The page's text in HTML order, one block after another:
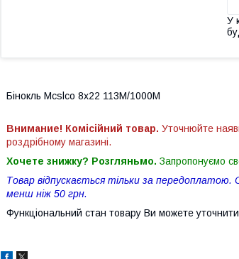
У
Бінокль Mcslco 8x22 113M/1000M
Внимание! Комісійний товар. Уточнюйте
роздрібному магазині.
Хочете знижку? Розгляньмо. Запропонуємо
Товар відпускається тільки за
менш ніж 50 грн.
Функціональний стан товару Ви можете